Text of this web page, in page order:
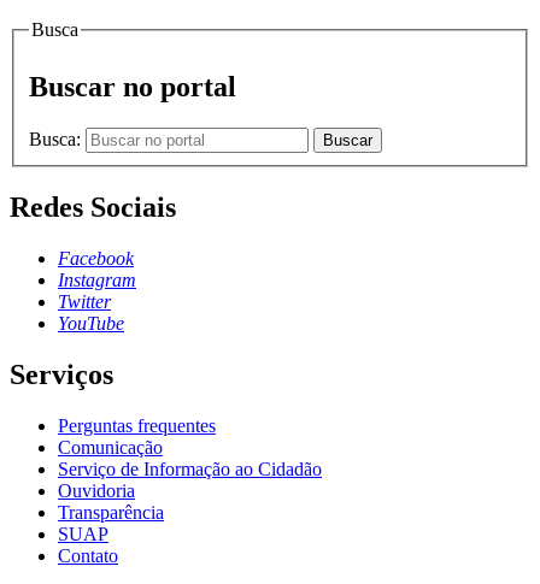
Busca
Buscar no portal
Busca: Buscar
Redes Sociais
Facebook
Instagram
Twitter
YouTube
Serviços
Perguntas frequentes
Comunicação
Serviço de Informação ao Cidadão
Ouvidoria
Transparência
SUAP
Contato